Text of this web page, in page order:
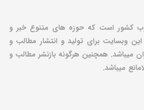
کشور است که حوزه های متنوع خبر و
وبسایت برای تولید و انتشار مطالب و
میباشد. همچنین هرگونه بازنشر مطالب و
میباشد.